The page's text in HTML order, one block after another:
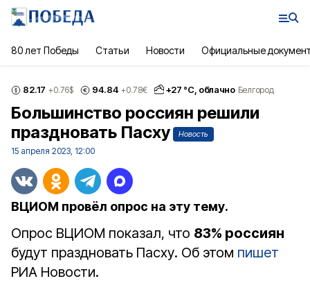
80 лет Победы Статьи Новости Официальные
82.17 +0.76$ 94.84 +0.78€ +27 °С, облачно Белгород
Большинство россиян решили
праздновать Пасху
Новость
15 апреля 2023, 12:00
ВЦИОМ провёл опрос на эту тему.
Опрос ВЦИОМ показал, что 83% россиян
будут праздновать Пасху. Об этом пишет
РИА Новости.